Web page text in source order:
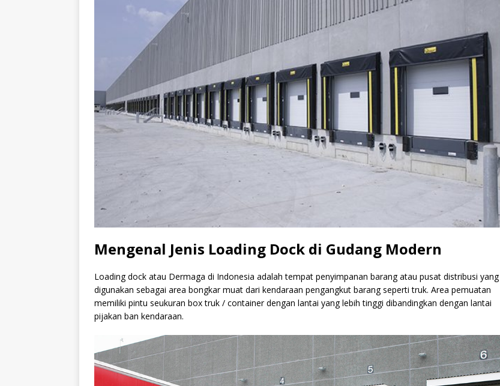
Mengenal Jenis Loading Dock di Gudang Modern
Loading dock atau Dermaga di Indonesia adalah tempat penyimpanan barang atau pusat distribusi yang
digunakan sebagai area bongkar muat dari kendaraan pengangkut barang seperti truk. Area pemuatan
memiliki pintu seukuran box truk / container dengan lantai yang lebih tinggi dibandingkan dengan lantai
pijakan ban kendaraan.